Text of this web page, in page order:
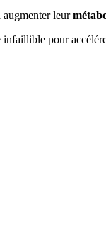
augmenter leur
pour